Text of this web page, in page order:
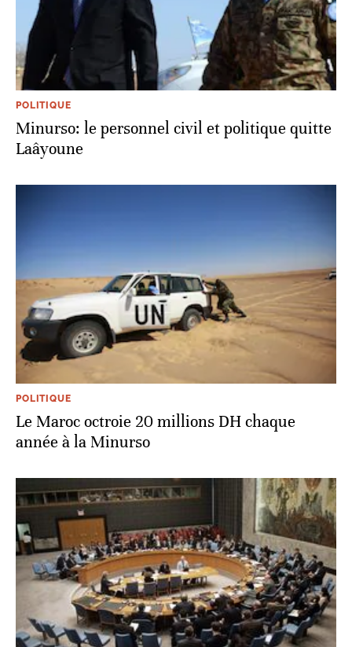
POLITIQUE
Minurso: le personnel civil et politique quitte
Laâyoune
POLITIQUE
Le Maroc octroie 20 millions DH chaque
année à la Minurso